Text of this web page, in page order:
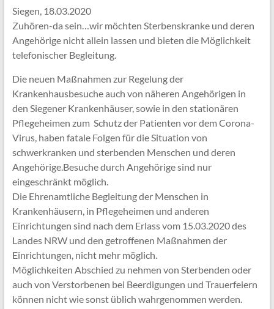
Siegen, 18.03.2020
Zuhören-da sein…wir möchten Sterbenskranke und deren
Angehörige nicht allein lassen und bieten die Möglichkeit
telefonischer Begleitung.
Die neuen Maßnahmen zur Regelung der
Krankenhausbesuche auch von näheren Angehörigen in
den Siegener Krankenhäuser, sowie in den stationären
Pflegeheimen zum Schutz der Patienten vor dem Corona-
Virus, haben fatale Folgen für die Situation von
schwerkranken und sterbenden Menschen und deren
Angehörige.Besuche durch Angehörige sind nur
eingeschränkt möglich.
Die Ehrenamtliche Begleitung der Menschen in
Krankenhäusern, in Pflegeheimen und anderen
Einrichtungen sind nach dem Erlass vom 15.03.2020 des
Landes NRW und den getroffenen Maßnahmen der
Einrichtungen, nicht mehr möglich.
Möglichkeiten Abschied zu nehmen von Sterbenden oder
auch von Verstorbenen bei Beerdigungen und Trauerfeiern
können nicht wie sonst üblich wahrgenommen werden.